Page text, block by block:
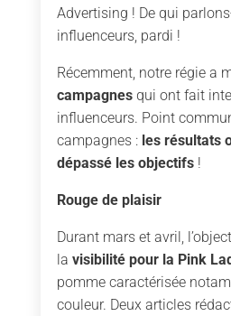
Advertising ! De qui
influenceurs, pardi !
Récemment, notre régie a
campagnesqui ont fait
influenceurs. Point
campagnes : les résultats
dépassé les objectifs!
Rouge de plaisir
Durant mars et avril,
la visibilité pour la Pink
pomme caractérisée
couleur. Deux articles